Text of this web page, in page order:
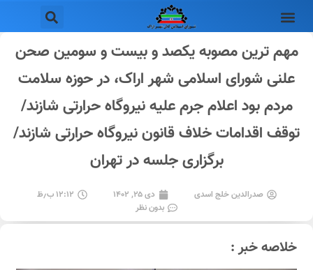
مهم ترین مصوبه یکصد و بیست و سومین صحن
علنی شورای اسلامی شهر اراک، در حوزه سلامت
مردم بود اعلام جرم علیه نیروگاه حرارتی شازند/
توقف اقدامات خلاف قانون نیروگاه حرارتی شازند/
برگزاری جلسه در تهران
صدرالدین خلج اسدی دی ۲۵, ۱۴۰۲
۱۲:۱۲ ب٫ظ
بدون نظر
خلاصه خبر :